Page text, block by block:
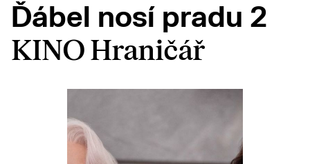
Ďábel nosí pradu 2
KINO Hraničář